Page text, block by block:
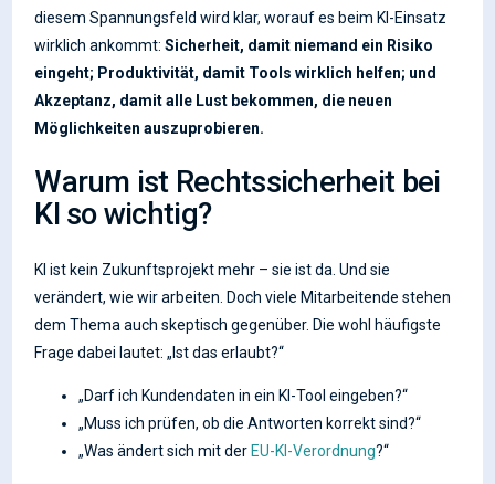
diesem Spannungsfeld wird klar, worauf es beim KI-Einsatz
wirklich ankommt:Sicherheit, damit niemand ein Risiko
eingeht; Produktivität, damit Tools wirklich helfen; und
Akzeptanz, damit alle Lust bekommen, die neuen
Möglichkeiten auszuprobieren.
Warum ist Rechtssicherheit bei
KI so wichtig?
KI ist kein Zukunftsprojekt mehr – sie ist da. Und sie
verändert, wie wir arbeiten. Doch viele Mitarbeitende stehen
dem Thema auch skeptisch gegenüber. Die wohl häufigste
Frage dabei lautet: „Ist das erlaubt?“
„Darf ich Kundendaten in ein KI-Tool eingeben?“
„Muss ich prüfen, ob die Antworten korrekt sind?“
„Was ändert sich mit der EU-KI-Verordnung?“